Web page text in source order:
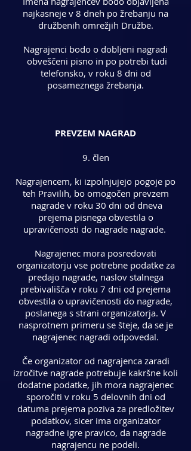
najkasneje v 8 dneh po žrebanju na
družbenih omrežjih Družbe.
Nagrajenci bodo o dobljeni nagradi
obveščeni pisno in po potrebi tudi
telefonsko, v roku 8 dni od
posameznega žrebanja.
PREVZEM NAGRAD
9. člen
Nagrajencem, ki izpolnjujejo pogoje po
teh Pravilih, bo omogočen prevzem
nagrade v roku 30 dni od dneva
prejema pisnega obvestila o
upravičenosti do nagrade nagrade.
Nagrajenec mora posredovati
organizatorju vse potrebne podatke za
predajo nagrade, naslov stalnega
prebivališča v roku 7 dni od prejema
obvestila o upravičenosti do nagrade,
poslanega s strani organizatorja. V
nasprotnem primeru se šteje, da se je
nagrajenec nagradi odpovedal.
Če organizator od nagrajenca zaradi
izročitve nagrade potrebuje kakršne koli
dodatne podatke, jih mora nagrajenec
sporočiti v roku 5 delovnih dni od
datuma prejema poziva za predložitev
podatkov, sicer ima organizator
nagradne igre pravico, da nagrade
nagrajencu ne podeli.